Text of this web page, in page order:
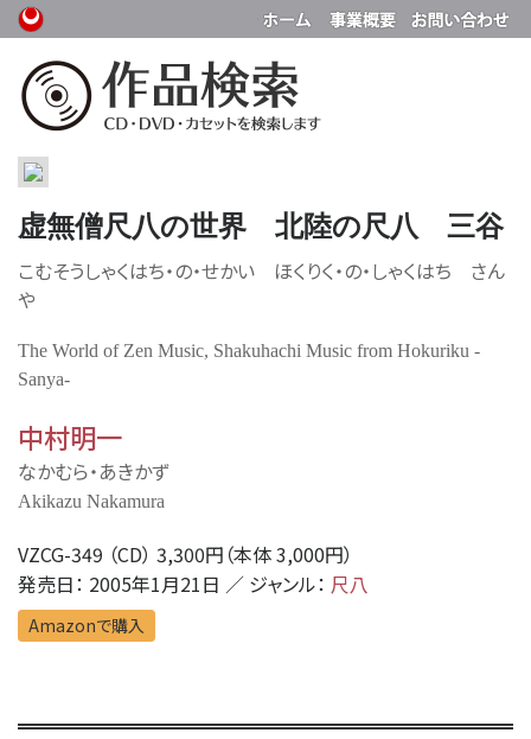
虚無僧尺八の世界 北陸の尺八 三谷
こむそうしゃくはち・の・せかい ほくりく・の・しゃくはち さん
や
The World of Zen Music, Shakuhachi Music from Hokuriku -
Sanya-
中村明一
なかむら・あきかず
Akikazu Nakamura
VZCG-349 （CD） 3,300円（本体 3,000円）
発売日： 2005年1月21日 ／ ジャンル： 尺八
Amazonで購入